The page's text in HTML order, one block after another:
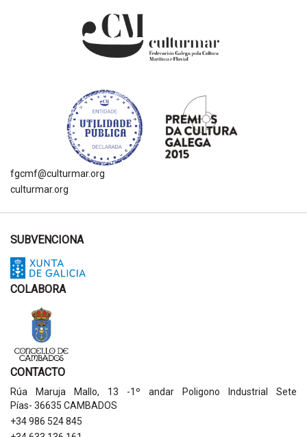
fgcmf@culturmar.org
culturmar.org
SUBVENCIONA
COLABORA
CONTACTO
Rúa Maruja Mallo, 13 -1º andar Poligono Industrial Sete
Pías- 36635 CAMBADOS
+34 986 524 845